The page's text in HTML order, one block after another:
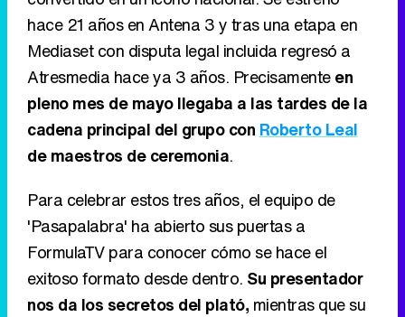
hace 21 años en Antena 3 y tras una etapa en
Mediaset con disputa legal incluida regresó a
Atresmedia hace ya 3 años. Precisamenteen
pleno mes de mayo llegaba a las tardes de la
cadena principal del grupo con Roberto Leal
de maestros de ceremonia.
Para celebrar estos tres años, el equipo de
'Pasapalabra' ha abierto sus puertas a
FormulaTV para conocer cómo se hace el
exitoso formato desde dentro. Su presentador
nos da los secretos del plató, mientras que su